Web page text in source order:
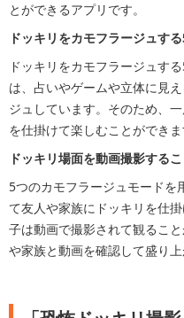
とができるアプリです。
ドッキリをカモフラージュす
ドッキリをカモフラージュす
は、占いやゲームや立体に見
ジュしています。そのため、
を仕掛けて楽しむことができま
ドッキリ場面を動画撮影する
5つのカモフラージュモードを
て友人や家族にドッキリを仕
子は動画で撮影されて観るこ
や家族と動画を確認して盛り上